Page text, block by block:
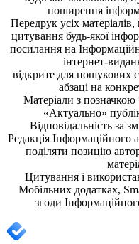
поширення
Передрук усіх
цитування будь-якої
посилання на
інтернет-
відкрите для пошукових
абзаці на
Матеріали з
«Актуально»
Відповідальність за
Редакція Інформаційного
поділяти позицію
Цитування і
Мобільних додатках,
згоди